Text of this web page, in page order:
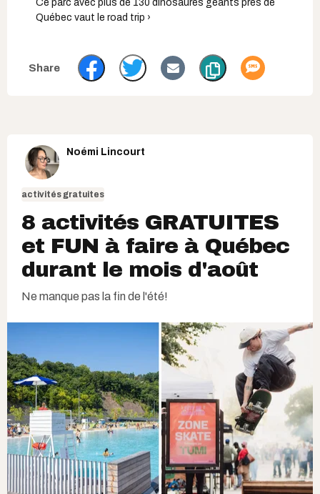
Ce parc avec plus de 130 dinosaures géants près de
Québec vaut le road trip ›
Noémi Lincourt
activités gratuites
8 activités GRATUITES
et FUN à faire à Québec
durant le mois d'août
Ne manque pas la fin de l'été!